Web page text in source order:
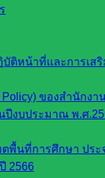
บัติหน้าที่และการเ
ของสำนักง
ปีงบประมาณ พ.ศ
ตพื้นที่การศึกษา ปร
2566